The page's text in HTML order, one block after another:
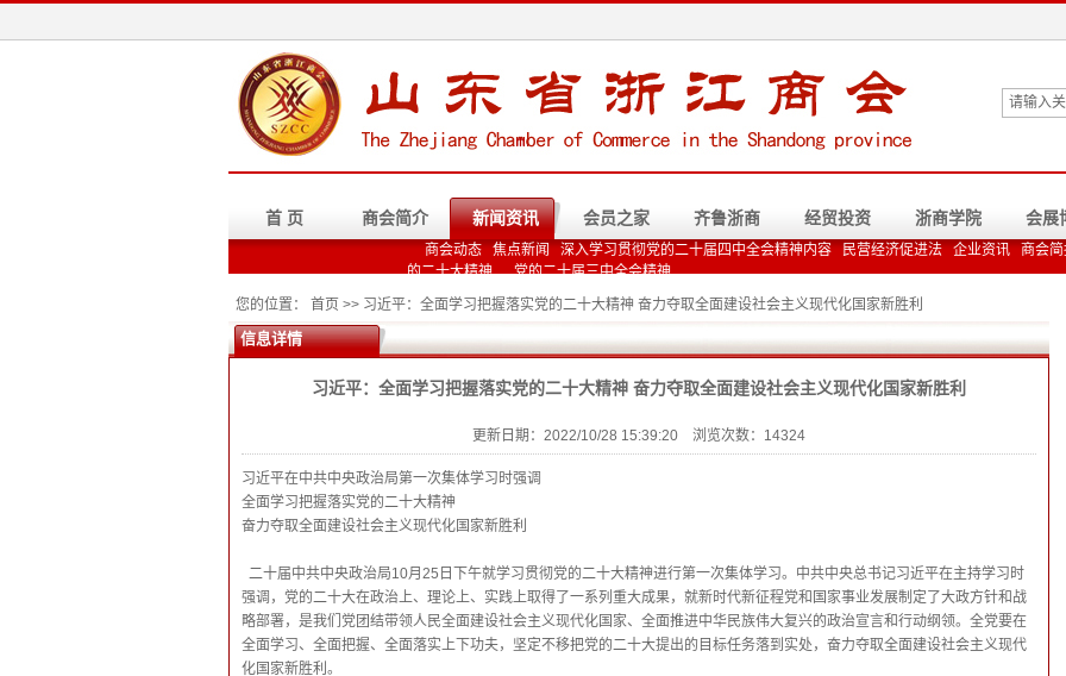
首 页 商会简介 新闻资讯 会员之家 齐鲁浙商 经贸投资 浙商学院 会展
商会动态 焦点新闻 深入学习贯彻党的二十届四中全会精神内容 民营经济促进法 企业资讯
商会
的二十大精神
党的二十届三中全会精神
您的位置： 首页 >> 习近平：全面学习把握落实党的二十大精神 奋力夺取全面建设社会主义现代化国家新胜利
信息详情
习近平：全面学习把握落实党的二十大精神 奋力夺取全面建设社会主义现代化国家新胜利
更新日期：2022/10/28 15:39:20 浏览次数：14324
习近平在中共中央政治局第一次集体学习时强调
全面学习把握落实党的二十大精神
奋力夺取全面建设社会主义现代化国家新胜利
二十届中共中央政治局10月25日下午就学习贯彻党的二十大精神进行第一次集体学习。中共中央总书记习近平在主持学习时
强调，党的二十大在政治上、理论上、实践上取得了一系列重大成果，就新时代新征程党和国家事业发展制定了大政方针和战
略部署，是我们党团结带领人民全面建设社会主义现代化国家、全面推进中华民族伟大复兴的政治宣言和行动纲领。全党要在
全面学习、全面把握、全面落实上下功夫，坚定不移把党的二十大提出的目标任务落到实处，奋力夺取全面建设社会主义现代
化国家新胜利。